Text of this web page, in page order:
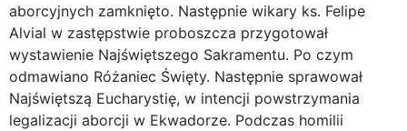
aborcyjnych zamknięto. Następnie wikary ks. Felipe
Alvial w zastępstwie proboszcza przygotował
wystawienie Najświętszego Sakramentu. Po czym
odmawiano Różaniec Święty. Następnie sprawował
Najświętszą Eucharystię, w intencji powstrzymania
legalizacji aborcji w Ekwadorze. Podczas homilii